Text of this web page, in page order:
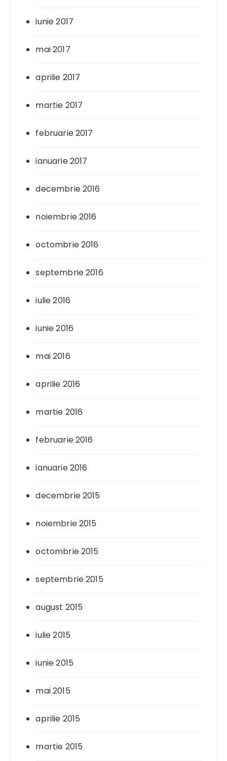
iunie 2017
mai 2017
aprilie 2017
martie 2017
februarie 2017
ianuarie 2017
decembrie 2016
noiembrie 2016
octombrie 2016
septembrie 2016
iulie 2016
iunie 2016
mai 2016
aprilie 2016
martie 2016
februarie 2016
ianuarie 2016
decembrie 2015
noiembrie 2015
octombrie 2015
septembrie 2015
august 2015
iulie 2015
iunie 2015
mai 2015
aprilie 2015
martie 2015